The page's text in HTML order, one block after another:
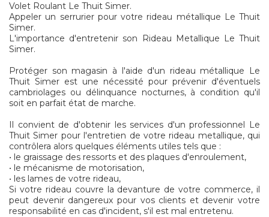
Volet Roulant Le Thuit Simer.
Appeler un serrurier pour votre rideau métallique Le Thuit
Simer.
L'importance d'entretenir son Rideau Metallique Le Thuit
Simer.
Protéger son magasin à l'aide d'un rideau métallique Le
Thuit Simer est une nécessité pour prévenir d'éventuels
cambriolages ou délinquance nocturnes, à condition qu'il
soit en parfait état de marche.
Il convient de d'obtenir les services d'un professionnel Le
Thuit Simer pour l'entretien de votre rideau metallique, qui
contrôlera alors quelques éléments utiles tels que :
• le graissage des ressorts et des plaques d'enroulement,
• le mécanisme de motorisation,
• les lames de votre rideau,
Si votre rideau couvre la devanture de votre commerce, il
peut devenir dangereux pour vos clients et devenir votre
responsabilité en cas d'incident, s'il est mal entretenu.